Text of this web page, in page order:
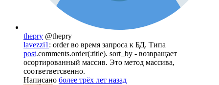
thepry @thepry
lavezzi1 : order во время запроса к БД. Типа
post.comments.order(:title). sort_by - возвращает
осортированный массив. Это метод массива,
соответветсвенно.
Написано более трёх лет назад